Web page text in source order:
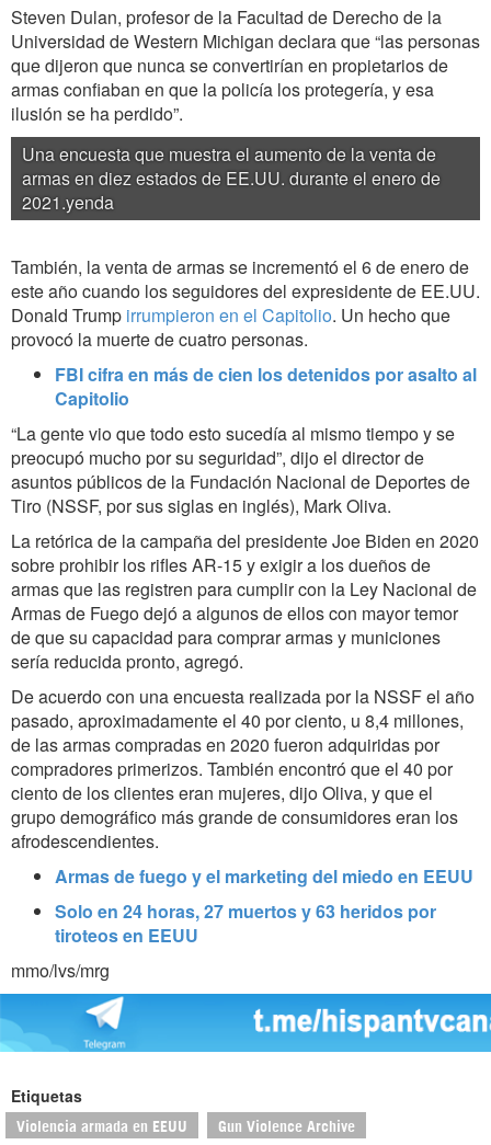
Steven Dulan, profesor de la Facultad de Derecho de la
Universidad de Western Michigan declara que “las personas
que dijeron que nunca se convertirían en propietarios de
armas confiaban en que la policía los protegería, y esa
ilusión se ha perdido”.
Una encuesta que muestra el aumento de la venta de
armas en diez estados de EE.UU. durante el enero de
2021.yenda
También, la venta de armas se incrementó el 6 de enero de
este año cuando losseguidores del expresidente de EE.UU.
Donald Trump irrumpieron en el Capitolio. Un hecho que
provocó la muerte de cuatro personas.
FBI cifra en más de cien los detenidos por asalto al
Capitolio
“La gente vio que todo esto sucedía al mismo tiempo y se
preocupó mucho por su seguridad”, dijo el director de
asuntos públicos de la Fundación Nacional de Deportes de
Tiro (NSSF, por sus siglas en inglés), Mark Oliva.
La retórica de la campaña del presidente Joe Biden en 2020
sobre prohibir los rifles AR-15 y exigir a los dueños de
armas que las registren para cumplir con la Ley Nacional de
Armas de Fuego dejó a algunos de ellos con mayor temor
de que su capacidad para comprar armas y municiones
sería reducida pronto, agregó.
De acuerdo con una encuesta realizada por la NSSF el año
pasado, aproximadamente el 40 por ciento, u 8,4 millones,
de las armas compradas en 2020 fueron adquiridas por
compradores primerizos. También encontró que el 40 por
ciento de los clientes eran mujeres, dijo Oliva, y que el
grupo demográfico más grande de consumidores eran los
afrodescendientes.
Armas de fuego y el marketing del miedo en EEUU
Solo en 24 horas, 27 muertos y 63 heridos por
tiroteos en EEUU
mmo/lvs/mrg
Etiquetas
Violencia armada en EEUU Gun Violence Archive